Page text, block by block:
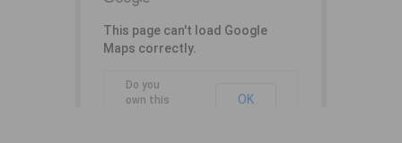
This page can't load Google
Maps correctly.
Do you
own this
OK